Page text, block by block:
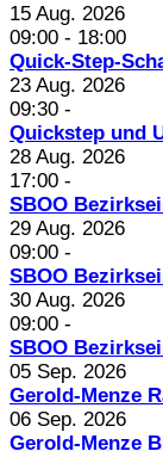
15 Aug. 2026
09:00 - 18:00
Quick-Step-
23 Aug. 2026
09:30 -
Quickstep und
28 Aug. 2026
17:00 -
SBOO
29 Aug. 2026
09:00 -
SBOO
30 Aug. 2026
09:00 -
SBOO
05 Sep. 2026
Gerold-Menze
06 Sep. 2026
Gerold-Menze